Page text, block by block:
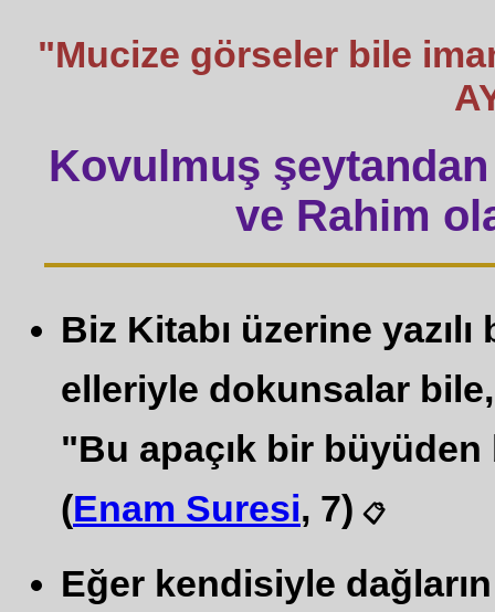
"Mucize görseler bile
Kovulmuş şeytandan
ve Rahim
Biz Kitabı üzerine
elleriyle dokunsalar
"Bu apaçık bir
(Enam Suresi, 7) 📋
Eğer kendisiyle